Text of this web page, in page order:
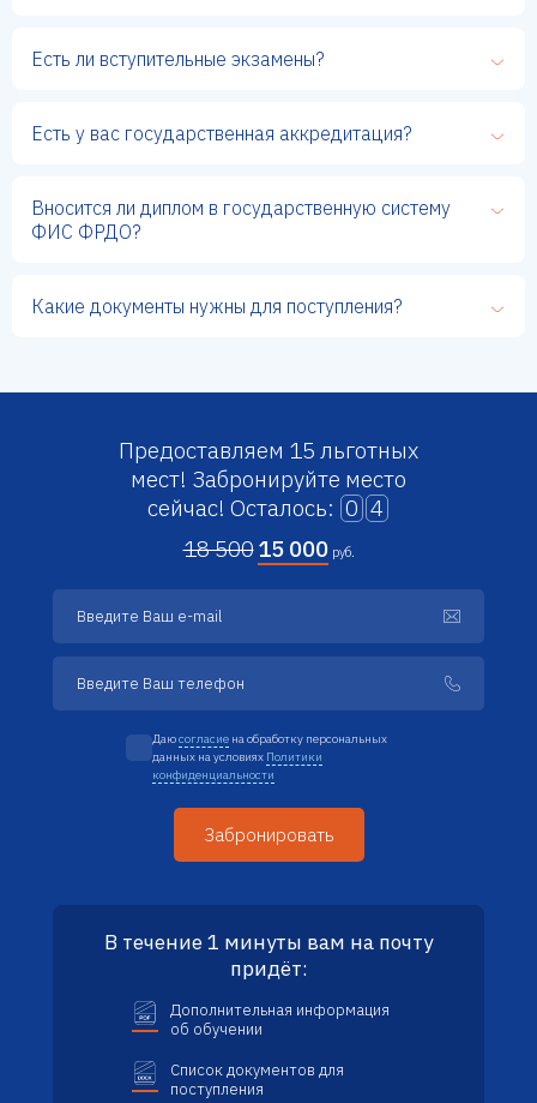
Есть ли вступительные экзамены?
Есть у вас государственная аккредитация?
Вносится ли диплом в государственную систему
ФИС ФРДО?
Какие документы нужны для поступления?
Предоставляем 15 льготных
мест! Забронируйте место
сейчас! Осталось: 0 4
18 50015 000 руб.
Даюсогласие на обработку персональных
данных на условиях Политики
конфиденциальности
В течение 1 минуты вам на почту
придёт:
Дополнительная информация
об обучении
Список документов для
поступления